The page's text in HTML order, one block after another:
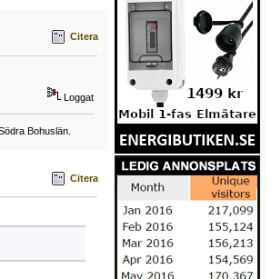
Citera
Loggat
Bohuslän.
Citera